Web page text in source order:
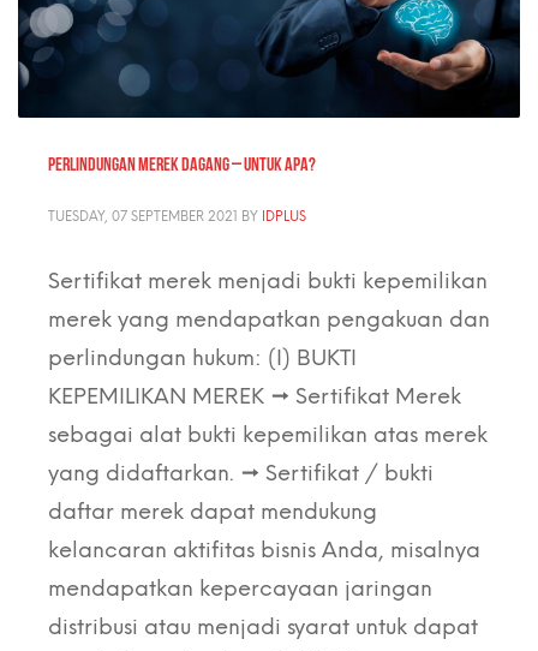
PERLINDUNGAN MEREK DAGANG – untuk apa?
TUESDAY, 07 SEPTEMBER 2021 BY IDPLUS
Sertifikat merek menjadi bukti kepemilikan
merek yang mendapatkan pengakuan dan
perlindungan hukum: (I) BUKTI
KEPEMILIKAN MEREK → Sertifikat Merek
sebagai alat bukti kepemilikan atas merek
yang didaftarkan. → Sertifikat / bukti
daftar merek dapat mendukung
kelancaran aktifitas bisnis Anda, misalnya
mendapatkan kepercayaan jaringan
distribusi atau menjadi syarat untuk dapat